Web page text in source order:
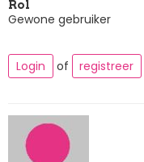
Rol
Gewone gebruiker
Login of registreer